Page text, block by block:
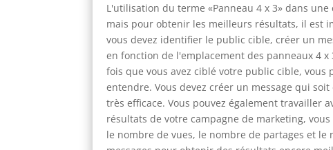
L'utilisation du terme «Panneau 4 x 3» dans
mais pour obtenir les meilleurs résultats, il est
vous devez identifier le public cible, créer un
en fonction de l'emplacement des panneaux 4
fois que vous avez ciblé votre public cible,
entendre. Vous devez créer un message qui
très efficace. Vous pouvez également travailler
résultats de votre campagne de marketing,
le nombre de vues, le nombre de partages et